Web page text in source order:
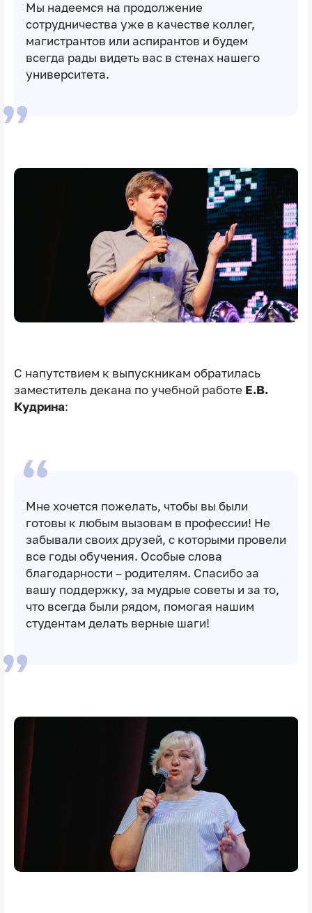
Мы надеемся на продолжение
сотрудничества уже в качестве коллег,
магистрантов или аспирантов и будем
всегда рады видеть вас в стенах нашего
университета.
С напутствием к выпускникам обратилась
заместитель декана по учебной работе Е.В.
Кудрина:
Мне хочется пожелать, чтобы вы были
готовы к любым вызовам в профессии! Не
забывали своих друзей, с которыми провели
все годы обучения. Особые слова
благодарности – родителям. Спасибо за
вашу поддержку, за мудрые советы и за то,
что всегда были рядом, помогая нашим
студентам делать верные шаги!